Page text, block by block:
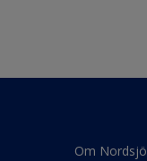
Om Nordsjö